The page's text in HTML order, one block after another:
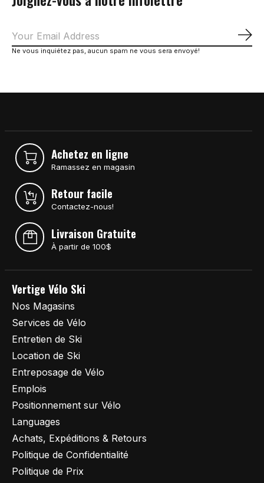
Ne vous inquiétez pas, aucun spam ne vous sera envoyé!
Achetez en ligne
Ramassez en magasin
Retour facile
Contactez-nous!
Livraison Gratuite
À partir de 100$
Vertige Vélo Ski
Nos Magasins
Services de Vélo
Entretien de Ski
Location de Ski
Entreposage de Vélo
Emplois
Positionnement sur Vélo
Languages
Achats, Expéditions & Retours
Politique de Confidentialité
Politique de Prix